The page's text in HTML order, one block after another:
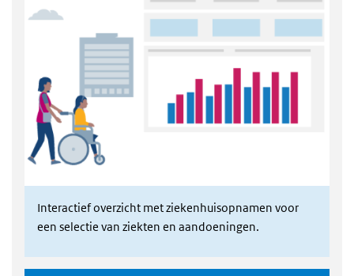
Interactief overzicht met ziekenhuisopnamen voor
een selectie van ziekten en aandoeningen.